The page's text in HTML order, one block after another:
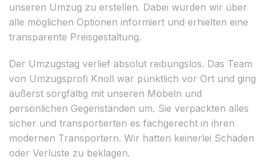
unseren Umzug zu erstellen. Dabei wurden wir über
alle möglichen Optionen informiert und erhielten eine
transparente Preisgestaltung.
Der Umzugstag verlief absolut reibungslos. Das Team
von Umzugsprofi Knoll war pünktlich vor Ort und ging
äußerst sorgfältig mit unseren Möbeln und
persönlichen Gegenständen um. Sie verpackten alles
sicher und transportierten es fachgerecht in ihren
modernen Transportern. Wir hatten keinerlei Schäden
oder Verluste zu beklagen.